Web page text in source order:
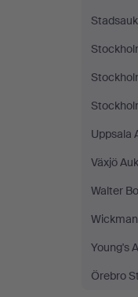
Uppsala
Växjö
Walter
Young's
Örebro